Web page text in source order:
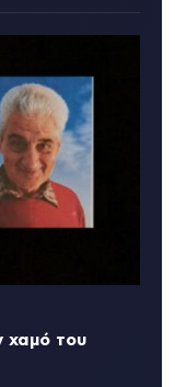
χαμό του